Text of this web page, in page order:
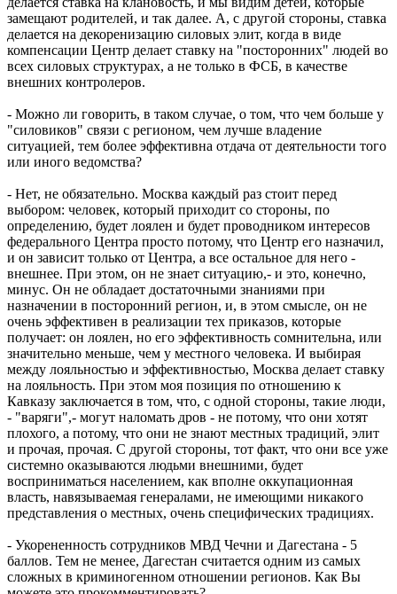
замещают родителей, и так далее. А, с другой стороны, ставка
делается на декоренизацию силовых элит, когда в виде
компенсации Центр делает ставку на "посторонних" людей во
всех силовых структурах, а не только в ФСБ, в качестве
внешних контролеров.
- Можно ли говорить, в таком случае, о том, что чем больше у
"силовиков" связи с регионом, чем лучше владение
ситуацией, тем более эффективна отдача от деятельности того
или иного ведомства?
- Нет, не обязательно. Москва каждый раз стоит перед
выбором: человек, который приходит со стороны, по
определению, будет лоялен и будет проводником интересов
федерального Центра просто потому, что Центр его назначил,
и он зависит только от Центра, а все остальное для него -
внешнее. При этом, он не знает ситуацию,- и это, конечно,
минус. Он не обладает достаточными знаниями при
назначении в посторонний регион, и, в этом смысле, он не
очень эффективен в реализации тех приказов, которые
получает: он лоялен, но его эффективность сомнительна, или
значительно меньше, чем у местного человека. И выбирая
между лояльностью и эффективностью, Москва делает ставку
на лояльность. При этом моя позиция по отношению к
Кавказу заключается в том, что, с одной стороны, такие люди,
- "варяги",- могут наломать дров - не потому, что они хотят
плохого, а потому, что они не знают местных традиций, элит
и прочая, прочая. С другой стороны, тот факт, что они все уже
системно оказываются людьми внешними, будет
восприниматься населением, как вполне оккупационная
власть, навязываемая генералами, не имеющими никакого
представления о местных, очень специфических традициях.
- Укорененность сотрудников МВД Чечни и Дагестана - 5
баллов. Тем не менее, Дагестан считается одним из самых
сложных в криминогенном отношении регионов. Как Вы